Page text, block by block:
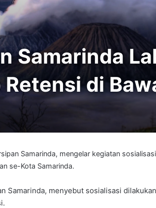
Samarinda
di
Samarinda, mengelar kegiatan sosialisasi
se-Kota Samarinda.
Samarinda, menyebut sosialisasi